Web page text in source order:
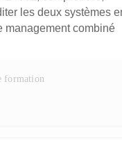
les deux systèmes
management combiné
formation